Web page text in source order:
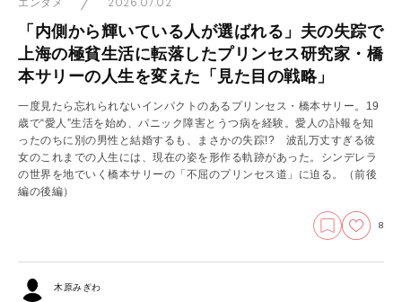
エンタメ
「内側から輝いている人が選ばれる」夫の失踪で
上海の極貧生活に転落したプリンセス研究家・橋
本サリーの人生を変えた「見た目の戦略」
一度見たら忘れられないインパクトのあるプリンセス・橋本サリー。19
歳で“愛人”生活を始め、パニック障害とうつ病を経験。愛人の訃報を知
ったのちに別の男性と結婚するも、まさかの失踪!? 波乱万丈すぎる彼
女のこれまでの人生には、現在の姿を形作る軌跡があった。シンデレラ
の世界を地でいく橋本サリーの「不屈のプリンセス道」に迫る。
（前後
編の後編）
8
木原みぎわ